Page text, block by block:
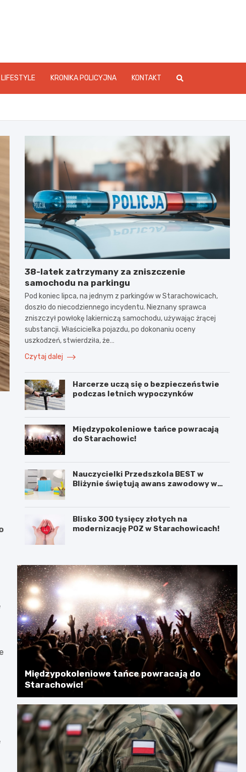
LIFESTYLE KRONIKA POLICYJNA KONTAKT
38-latek zatrzymany za zniszczenie
samochodu na parkingu
Pod koniec lipca, na jednym z parkingów w Starachowicach,
doszło do niecodziennego incydentu. Nieznany sprawca
zniszczył powłokę lakierniczą samochodu, używając żrącej
substancji. Właścicielka pojazdu, po dokonaniu oceny
uszkodzeń, stwierdziła, że…
Czytaj dalej
Harcerze uczą się o bezpieczeństwie
podczas letnich wypoczynków
Międzypokoleniowe tańce powracają
do Starachowic!
Nauczycielki Przedszkola BEST w
Bliżynie świętują awans zawodowy w
Blisko 300 tysięcy złotych na
modernizację POZ w Starachowicach!
Międzypokoleniowe tańce powracają do
Starachowic!